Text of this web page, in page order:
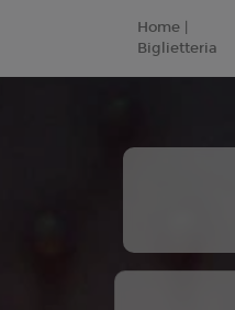
Home |
Biglietteria